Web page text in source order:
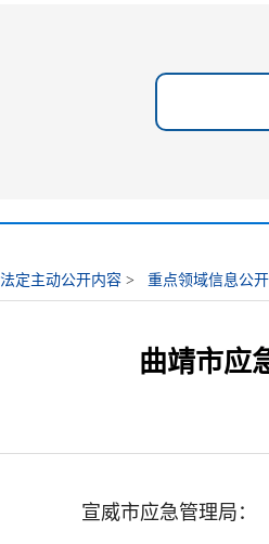
法定主动公开内容 > 重点领域信息公开
曲靖市应
宣威市应急管理局：